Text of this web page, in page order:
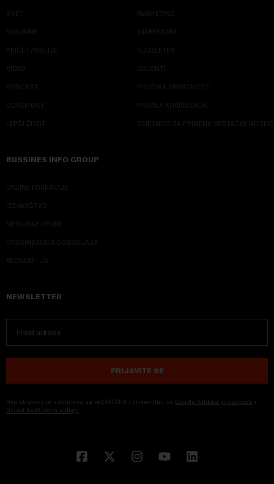
SVET
KOLUMNE
PRIČE I ANALIZE
VIDEO
PODCAST
ODRŽIVOST
LEPŠI ŽIVOT
MARKETING
IMPRESSUM
NJUZLETER
KLIJENTI
POLITIKA PRIVATNOSTI
PRAVILA KORIŠĆENJA
SMERNICE ZA PRIMENU VEŠTAČKE
BUSSINES INFO GROUP
ONLINE EDUKACIJE
IZDAVAŠTVO
MEDIJSKE OBUKE
ORGANIZACIJA DOGADJAJA
EKONOM I JA
NEWSLETTER
PRIJAVITE SE
Ova stranica je zaštićena sa reCAPTCHA i primenjuju se Google Politika privatnosti i
Uslovi korišćenja usluge